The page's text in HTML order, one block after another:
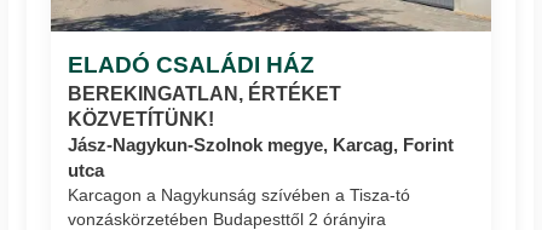
ELADÓ CSALÁDI HÁZ
BEREKINGATLAN, ÉRTÉKET
KÖZVETÍTÜNK!
Jász-Nagykun-Szolnok megye, Karcag, Forint
utca
Karcagon a Nagykunság szívében a Tisza-tó
vonzáskörzetében Budapesttől 2 órányira